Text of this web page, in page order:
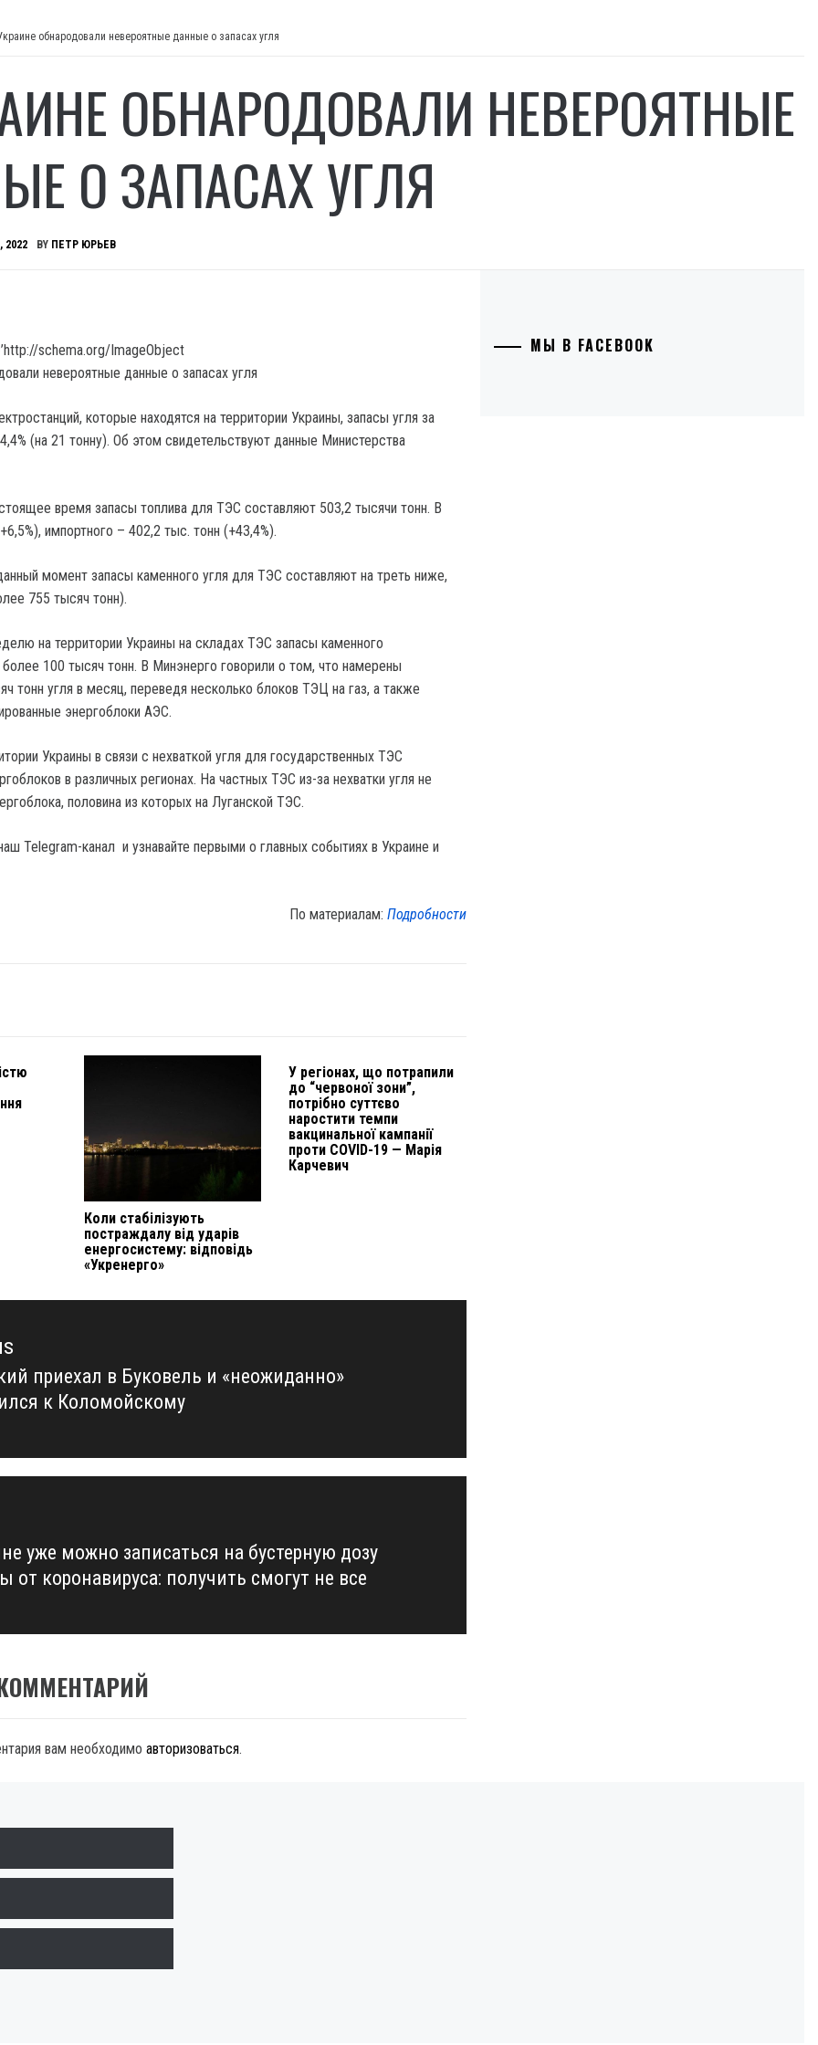
обнародовали невероятные данные о запасах угля
ОБНАРОДОВАЛИ НЕВЕРОЯТНЫЕ
О ЗАПАСАХ УГЛЯ
2022 BY ПЕТР ЮРЬЕВ
schema.org/ImageObject
которые находятся на территории Украины, запасы угля за
(на 21 тонну). Об этом свидетельствуют данные Министерства
время запасы топлива для ТЭС составляют 503,2 тысячи тонн. В
импортного – 402,2 тыс. тонн (+43,4%).
момент запасы каменного угля для ТЭС составляют на треть ниже,
755 тысяч тонн).
на территории Украины на складах ТЭС запасы каменного
более 100 тысяч тонн. В Минэнерго говорили о том, что намерены
тонн угля в месяц, переведя несколько блоков ТЭЦ на газ, а также
энергоблоки АЭС.
Украины в связи с нехваткой угля для государственных ТЭС
в различных регионах. На частных ТЭС из-за нехватки угля не
половина из которых на Луганской ТЭС.
Telegram-канал и узнавайте первыми о главных событиях в Украине и
По материалам:Подробности
Коли стабілізують
постраждалу від ударів
енергосистему: відповідь
«Укренерго»
У регіонах, що потрапили
до “червоної зони”,
потрібно суттєво
наростити темпи
вакцинальної кампанії
проти COVID-19 — Марія
Карчевич
приехал в Буковель и «неожиданно»
к Коломойскому
уже можно записаться на бустерную дозу
от коронавируса: получить смогут не все
вам необходимо авторизоваться.
МЫ В FACEBOOK